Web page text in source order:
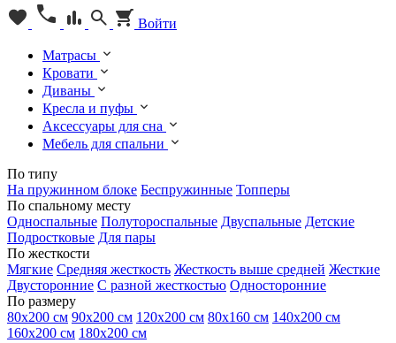
Войти
Матрасы
Кровати
Диваны
Кресла и пуфы
Аксессуары для сна
Мебель для спальни
По типу
На пружинном блоке Беспружинные Топперы
По спальному месту
Односпальные Полутороспальные Двуспальные Детские
Подростковые Для пары
По жесткости
Мягкие Средняя жесткость Жесткость выше средней Жесткие
Двусторонние С разной жесткостью Односторонние
По размеру
80х200 см 90х200 см 120х200 см 80х160 см 140х200 см
160х200 см 180х200 см